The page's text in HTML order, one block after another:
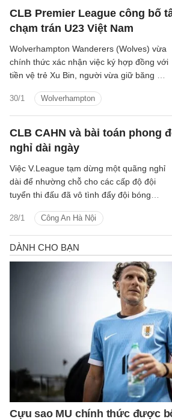
CLB Premier League công bố
chạm trán U23 Việt Nam
30/1 Wolverhampton
Wolverhampton Wanderers (Wolves) vừa
chính thức xác nhận việc ký hợp đồng với
tiền vệ trẻ Xu Bin, người vừa giữ băng đội
châu Á vừa qua.
CLB CAHN và bài toán phong
nghỉ dài ngày
28/1 Công An Hà Nội
Việc V.League tạm dừng một quãng nghỉ
dài để nhường chỗ cho các cấp độ đội
tuyển thi đấu đã vô tình đẩy đội bóng
phải ra sân tại đấu trường quốc tế
Shopee Cup với một bộ máy đã lâu
không được làm nóng.